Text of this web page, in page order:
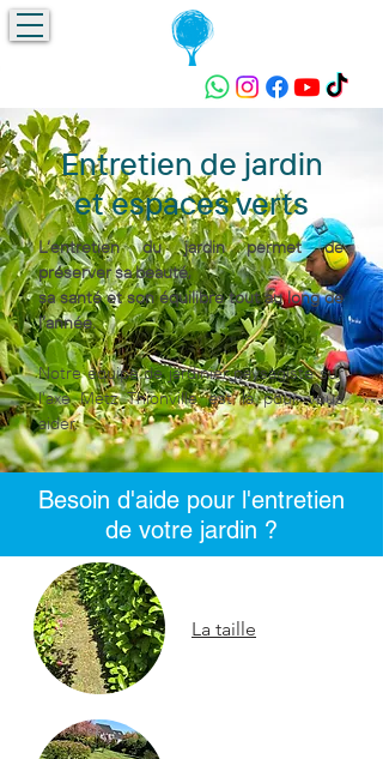
Entretien de jardin
et espaces verts
L’entretien du jardin permet de
préserver sa beauté,
sa santé et son équilibre tout au long de
l’année.
Notre équipe de jardinier paysagiste sur
l'axe Metz Thionville est là pour vous
aider.
Besoin d'aide pour l'entretien
de votre jardin ?
La taille